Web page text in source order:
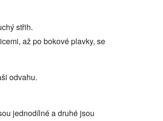
střih.
až po bokové plavky, se
odvahu.
jednodílné a druhé jsou